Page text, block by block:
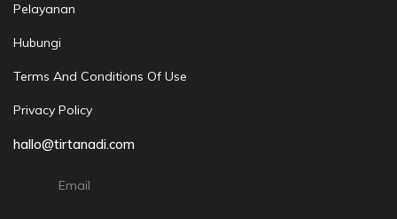
Pelayanan
Hubungi
Terms And Conditions Of Use
Privacy Policy
hallo@tirtanadi.com
Email